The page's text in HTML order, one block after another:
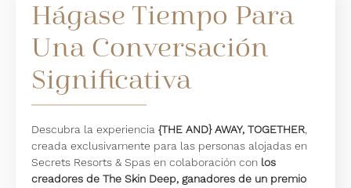
Hágase Tiempo Para
Una Conversación
Significativa
Descubra la experiencia {THE AND} AWAY, TOGETHER,
creada exclusivamente para las personas alojadas en
Secrets Resorts & Spas en colaboración con los
creadores de The Skin Deep, ganadores de un premio